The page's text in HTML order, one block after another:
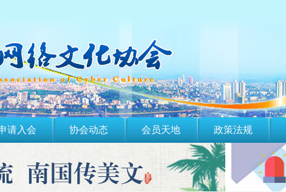
请入会 协会动态 会员天地 政策法规